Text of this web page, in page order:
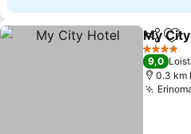
Jaa
My
4
9,0
0.3 km